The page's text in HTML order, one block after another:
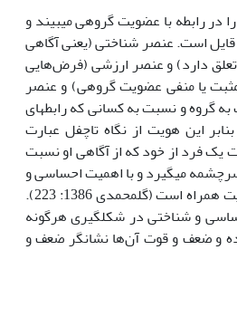
در رابطه با عضویت گروهی می‏بیند و
است. عنصر شناختی (یعنی آگاهی
دارد) و عنصر ارزشی (فرض‌هایی
یا منفی عضویت گروهی) و عنصر
گروه و نسبت به کسانی که رابطه‏ای
این هویت از نگاه تاچفل عبارت
فرد از خود که از آگاهی او نسبت
می‏گیرد و با اهمیت احساسی و
ارزشی پیوسته با آن عضویت همراه است (گل‏محمدی 1386: 223).
و شناختی در شکل‏گیری هرگونه
و ضعف و قوت آن‌ها نشانگر ضعف و